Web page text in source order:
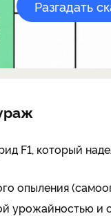
Разгадать
F1, который
опыления
урожайностью